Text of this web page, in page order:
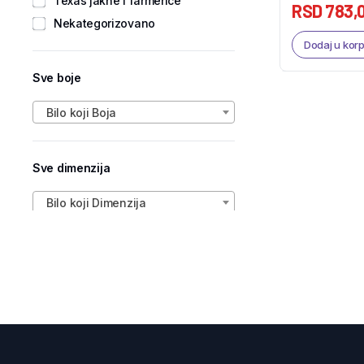
RSD
Dodaj u
Nekategorizovano
Sve boje
Bilo koji Boja
Sve dimenzija
Bilo koji Dimenzija